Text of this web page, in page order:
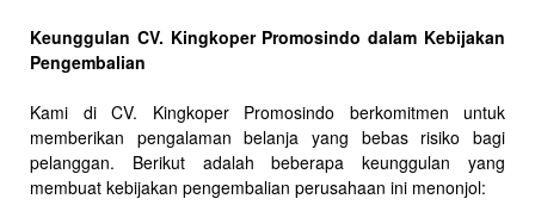
Keunggulan CV. Kingkoper Promosindo dalam Kebijakan
Pengembalian
Kami di CV. Kingkoper Promosindo berkomitmen untuk
memberikan pengalaman belanja yang bebas risiko bagi
pelanggan. Berikut adalah beberapa keunggulan yang
membuat kebijakan pengembalian perusahaan ini menonjol: